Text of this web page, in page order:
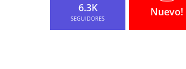
6.3K
SEGUIDORES
Nuevo!